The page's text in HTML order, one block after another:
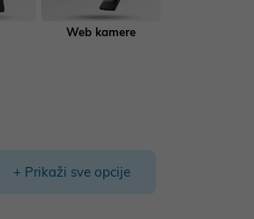
Web kamere
+ Prikaži sve opcije